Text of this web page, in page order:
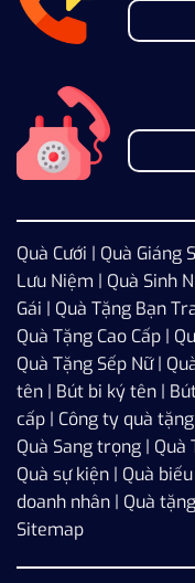
Quà Cưới | Quà Giáng
Lưu Niệm | Quà Sinh
Gái | Quà Tặng Bạn
Quà Tặng Cao Cấp |
Quà Tặng Sếp Nữ|
tên | Bút bi ký tên |
cấp | Công ty quà
Quà Sang trọng | Quà
Quà sự kiện | Quà
doanh nhân | Quà
Sitemap